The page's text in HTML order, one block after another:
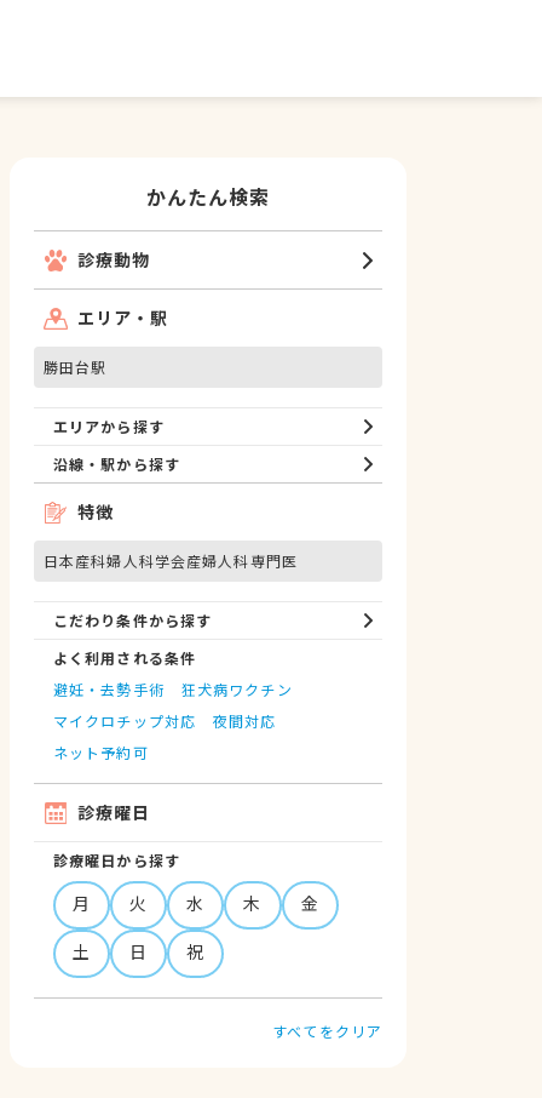
かんたん検索
診療動物
エリア・駅
勝田台駅
エリアから探す
沿線・駅から探す
特徴
日本産科婦人科学会産婦人科専門医
こだわり条件から探す
よく利用される条件
避妊・去勢手術
狂犬病ワクチン
マイクロチップ対応
夜間対応
ネット予約可
診療曜日
診療曜日から探す
月 火 水 木
金
土
日 祝
すべてをクリア